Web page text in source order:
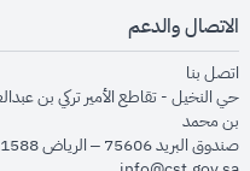
الاتصال والدعم
اتصل بنا
حي النخيل - تقاطع الأمير تركي بن
بن محمد
صندوق البريد 75606 – الرياض 11588